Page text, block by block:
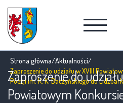
Strona główna/Aktualności/
Zaproszenie do udziału w XVIII
Poezji im. K. K. Baczyńskiego do
Zaproszenie do
Powiatowym